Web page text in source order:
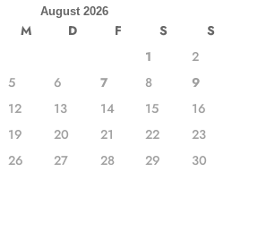
August 2026
M D F S
S
1
2
5 6 7 8
9
12 13 14 15
16
19 20 21 22
23
26 27 28 29
30